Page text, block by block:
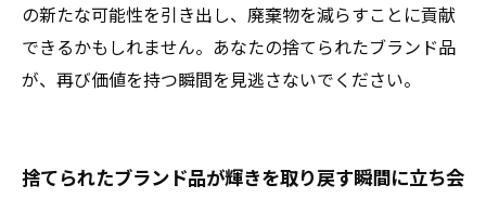
の新たな可能性を引き出し、廃棄物を減らすことに貢献
できるかもしれません。あなたの捨てられたブランド品
が、再び価値を持つ瞬間を見逃さないでください。
捨てられたブランド品が輝きを取り戻す瞬間に立ち会